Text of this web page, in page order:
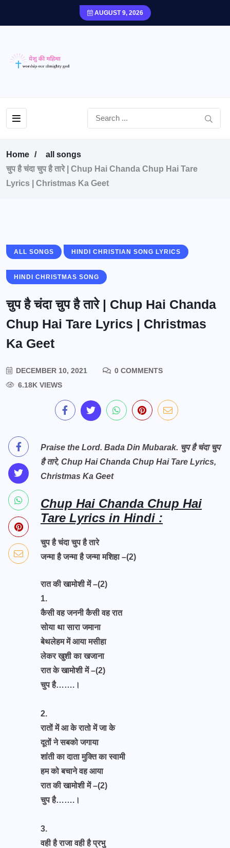
AUGUST 9, 2026
Home
all songs
चुप है चंदा चुप है तारे | Chup Hai Chanda Chup Hai Tare
Lyrics | Christmas Ka Geet
ALL SONGS HINDI CHRISTIAN SONG LYRICS
HINDI CHRISTMAS SONG
चुप है चंदा चुप है तारे | Chup Hai Chanda
Chup Hai Tare Lyrics | Christmas
Ka Geet
DECEMBER 10, 2021
0 COMMENTS
6.18K VIEWS
Praise the Lord. Bada Din Mubarak. चुप है चंदा चुप
है तारे, Chup Hai Chanda Chup Hai Tare Lyrics,
Christmas Ka Geet
Chup Hai Chanda Chup Hai
Tare Lyrics in Hindi :
चुप है चंदा चुप है तारे
जन्मा है जन्मा है जन्मा मशिहा –(2)
रात की खामोशी में –(2)
1.
कैसी वह जननी कैसी वह रात
सोया था सारा जमाना
बेथलेहम में आया मसीहा
लेकर खुशी का खजाना
रात के खामोशी में –(2)
चुप है…….।
2.
रातों में आ के रातो में जा के
दूतों ने सबको जगाया
शांंती का दाता मुक्ति का स्वामी
हम को बचाने वह आया
रात की खामोशी में –(2)
चुप है…….।
3.
वही है राजा वही है प्रभु